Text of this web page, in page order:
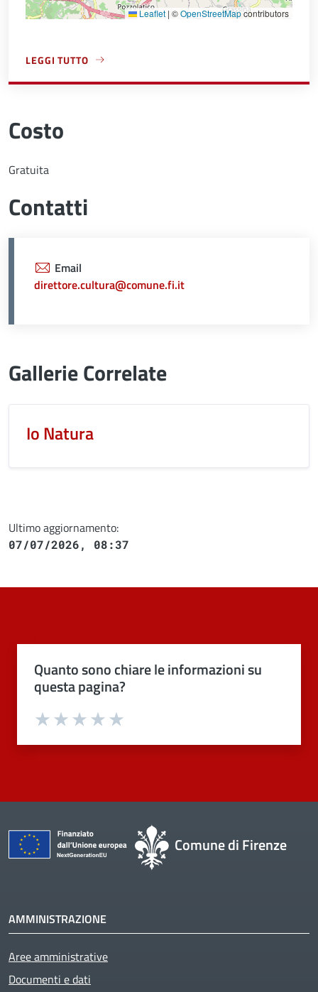
Leaflet | ©OpenStreetMapcontributors
LEGGI TUTTO
A PROPOSITO DI PALAZZO VECCHIO
Costo
Gratuita
Contatti
Email
direttore.cultura@comune.fi.it
Gallerie Correlate
Io Natura
Ultimo aggiornamento:
07/07/2026, 08:37
Quanto sono chiare le informazioni su
questa pagina?
Valuta 4 stelle su 5
Valuta 3 stelle su 5
Valuta 2 stelle su 5
Valuta 1 stelle su 5
Comune di Firenze
AMMINISTRAZIONE
Aree amministrative
Documenti e dati